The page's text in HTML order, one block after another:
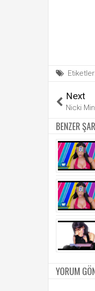
Etiketler:
Next
Nicki
BENZER
YORUM